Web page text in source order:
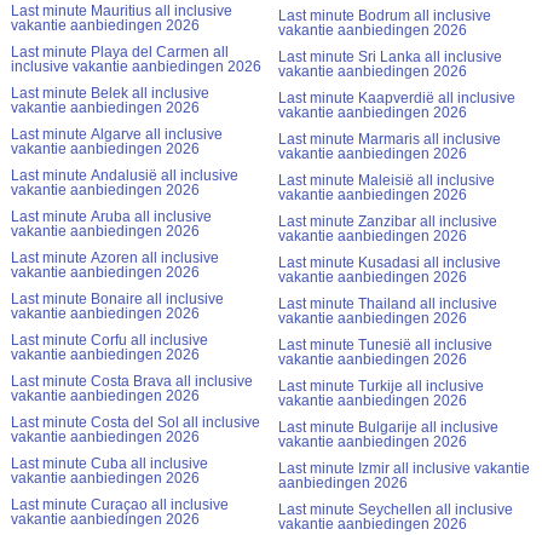
Last minute Mauritius all inclusive
vakantie aanbiedingen 2026
Last minute Playa del Carmen all
inclusive vakantie aanbiedingen 2026
Last minute Belek all inclusive
vakantie aanbiedingen 2026
Last minute Algarve all inclusive
vakantie aanbiedingen 2026
Last minute Andalusië all inclusive
vakantie aanbiedingen 2026
Last minute Aruba all inclusive
vakantie aanbiedingen 2026
Last minute Azoren all inclusive
vakantie aanbiedingen 2026
Last minute Bonaire all inclusive
vakantie aanbiedingen 2026
Last minute Corfu all inclusive
vakantie aanbiedingen 2026
Last minute Costa Brava all inclusive
vakantie aanbiedingen 2026
Last minute Costa del Sol all inclusive
vakantie aanbiedingen 2026
Last minute Cuba all inclusive
vakantie aanbiedingen 2026
Last minute Curaçao all inclusive
vakantie aanbiedingen 2026
Last minute Bodrum all inclusive
vakantie aanbiedingen 2026
Last minute Sri Lanka all inclusive
vakantie aanbiedingen 2026
Last minute Kaapverdië all inclusive
vakantie aanbiedingen 2026
Last minute Marmaris all inclusive
vakantie aanbiedingen 2026
Last minute Maleisië all inclusive
vakantie aanbiedingen 2026
Last minute Zanzibar all inclusive
vakantie aanbiedingen 2026
Last minute Kusadasi all inclusive
vakantie aanbiedingen 2026
Last minute Thailand all inclusive
vakantie aanbiedingen 2026
Last minute Tunesië all inclusive
vakantie aanbiedingen 2026
Last minute Turkije all inclusive
vakantie aanbiedingen 2026
Last minute Bulgarije all inclusive
vakantie aanbiedingen 2026
Last minute Izmir all inclusive vakantie
aanbiedingen 2026
Last minute Seychellen all inclusive
vakantie aanbiedingen 2026